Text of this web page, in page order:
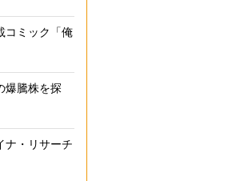
コミック「俺
爆騰株を探
ナ・リサーチ